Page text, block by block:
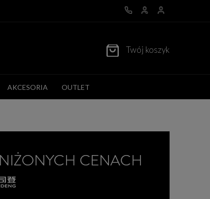
Twój koszyk
AKCESORIA OUTLET